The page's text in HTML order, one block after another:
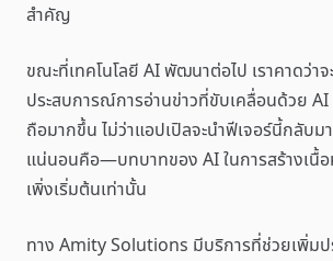
สำคัญ
ขณะที่เทคโนโลยี AI พัฒนาต่อไป เราคาดว่าจ
ประสบการณ์การอ่านข่าวที่ขับเคลื่อนด้วย
ถือมากขึ้น ไม่ว่าแอปเปิลจะนำฟีเจอร์นี้กลับม
แน่นอนคือ—บทบาทของ AI ในการสร้างเนื้อ
เพิ่งเริ่มต้นเท่านั้น
ทาง Amity Solutions มีบริการที่ช่วยเพิ่มป